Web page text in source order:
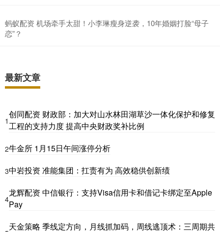
蚂蚁配资 机场牵手太甜！小李琳瘦身逆袭，10年婚姻打脸“母子
恋”？
最新文章
1
创同配资 财政部：加大对山水林田湖草沙一体化保护和修复
工程的支持力度 提高中央财政奖补比例
2牛金所 1月15日午间涨停分析
3中岩投资 准能集团：扛责有为 高效稳供创新绩
4
龙辉配资 中信银行：支持Visa信用卡和借记卡绑定至Apple
Pay
天金策略 季线定方向，月线抓加码，周线逃顶术：三周期共